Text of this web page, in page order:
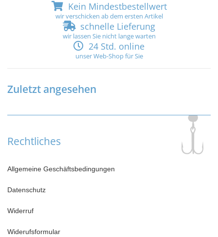
Kein Mindestbestellwert
wir verschicken ab dem ersten Artikel
schnelle Lieferung
wir lassen Sie nicht lange warten
24 Std. online
unser Web-Shop für Sie
Zuletzt angesehen
Rechtliches
Allgemeine Geschäftsbedingungen
Datenschutz
Widerruf
Widerufsformular